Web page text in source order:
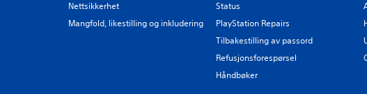
Nettsikkerhet
Mangfold, likestilling og inkludering
Status
PlayStation Repairs
Tilbakestilling av passord
Refusjonsforespørsel
Håndbøker